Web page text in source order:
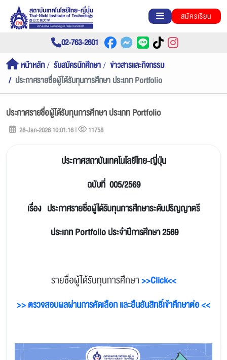
สมัครเรียน
02-763-2601
หน้าหลัก รับสมัครนักศึกษา
ข่าวสารและกิจกรรม
ประกาศรายชื่อผู้ได้รับทุนการศึกษา ประเภท Portfolio
ประกาศรายชื่อผู้ได้รับทุนการศึกษา ประเภท Portfolio
28-Jan-2026 10:01:16 | 11758
ประกาศสถาบันเทคโนโลยีไทย-ญี่ปุ่น
ฉบับที่ 005/2569
เรื่อง ประกาศรายชื่อผู้ได้รับทุนการศึกษาระดับปริญญาตรี
ประเภท Portfolioประจำปีการศึกษา 2569
รายชื่อผู้ได้รับทุนการศึกษา>>Click<<
>> ตรวจสอบผลผ่านการคัดเลือก และยืนยันสิทธิ์เข้าศึกษาต่อ <<